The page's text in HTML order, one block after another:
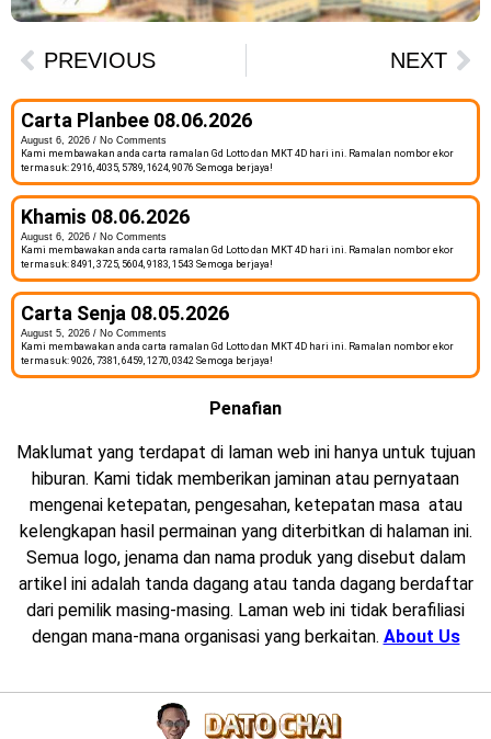
PREVIOUS NEXT
Carta Planbee 08.06.2026
August 6, 2026
No Comments
Kami membawakan anda carta ramalan Gd Lotto dan MKT 4D hari ini. Ramalan nombor ekor
termasuk: 2916, 4035, 5789, 1624, 9076 Semoga berjaya!
Khamis 08.06.2026
August 6, 2026
No Comments
Kami membawakan anda carta ramalan Gd Lotto dan MKT 4D hari ini. Ramalan nombor ekor
termasuk: 8491, 3725, 5604, 9183, 1543 Semoga berjaya!
Carta Senja 08.05.2026
August 5, 2026
No Comments
Kami membawakan anda carta ramalan Gd Lotto dan MKT 4D hari ini. Ramalan nombor ekor
termasuk: 9026, 7381, 6459, 1270, 0342 Semoga berjaya!
Penafian
Maklumat yang terdapat di laman web ini hanya untuk tujuan
hiburan. Kami tidak memberikan jaminan atau pernyataan
mengenai ketepatan, pengesahan, ketepatan masa atau
kelengkapan hasil permainan yang diterbitkan di halaman ini.
Semua logo, jenama dan nama produk yang disebut dalam
artikel ini adalah tanda dagang atau tanda dagang berdaftar
dari pemilik masing-masing. Laman web ini tidak berafiliasi
dengan mana-mana organisasi yang berkaitan. About Us